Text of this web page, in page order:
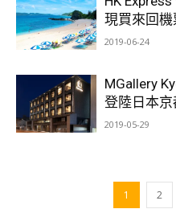
現買來回
2019-06-24
MGallery
登陸日本京
2019-05-29
1 2